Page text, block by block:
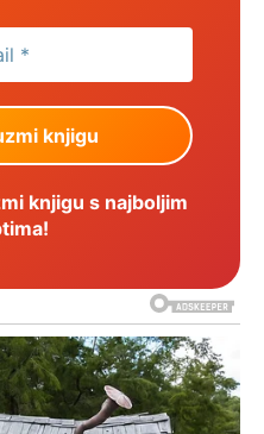
knjigu s najboljim